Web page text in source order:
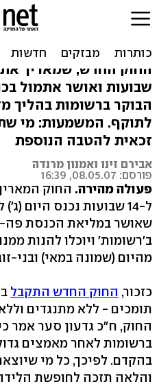
עברה זירוז:
הלידה כבר
שבועות ואושר אתמול
הבוקר ברשומות בהליך
לתוקף. המשמעות: מי
זכאית להטבה הנוספת
אבירם זינו ואמנון מרנדה
פורסם: 08.05.07, 16:39
פעולה מהירה.
ל-14 שבועות נכנס היום
שאושר במליאת הכנסת
ב'רשומות' ויוכלו להנות
מהיום (שמונה במאי) ובני-
כזכור, החוק החדש התקבל
תומכים - ללא מתנגדים
החוק, ח"כ גדעון סער אמר
ברשומות לאחר מאמצים
בהקדם. לפיכך, כל מי
והלאה תזכה לחופשת